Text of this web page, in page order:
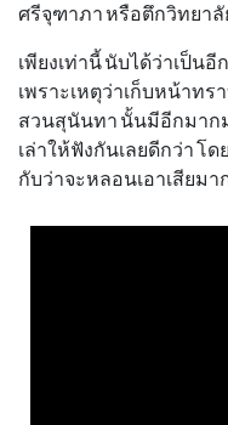
ศรีจุฑาภา หรือตึกวิทยา
เพียงเท่านี้ นับได้ว่าเป็น
เพราะเหตุว่าเก็บหน้าท
สวนสุนันทา นั้นมีอีกมากม
เล่าให้ฟังกันเลยดีกว่า โ
กับว่าจะหลอนเอาเสียมา